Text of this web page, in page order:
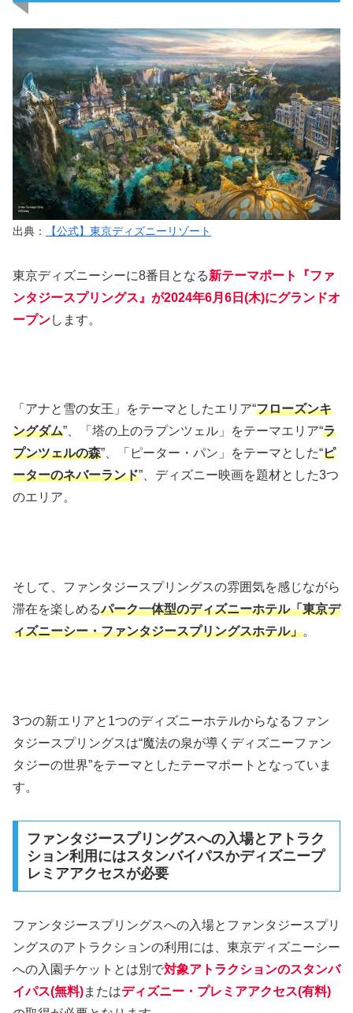
出典： 【公式】東京ディズニーリゾート
東京ディズニーシーに8番目となる新テーマポート『ファ
ンタジースプリングス』が2024年6月6日(木)にグランドオ
ープンします。
「アナと雪の女王」をテーマとしたエリア“フローズンキ
ングダム”、「塔の上のラプンツェル」をテーマエリア“ラ
プンツェルの森”、「ピーター・パン」をテーマとした“ピ
ーターのネバーランド”、ディズニー映画を題材とした3つ
のエリア。
そして、ファンタジースプリングスの雰囲気を感じながら
滞在を楽しめるパーク一体型のディズニーホテル「東京デ
ィズニーシー・ファンタジースプリングスホテル」。
3つの新エリアと1つのディズニーホテルからなるファン
タジースプリングスは“魔法の泉が導くディズニーファン
タジーの世界”をテーマとしたテーマポートとなっていま
す。
ファンタジースプリングスへの入場とアトラク
ション利用にはスタンバイパスかディズニープ
レミアアクセスが必要
ファンタジースプリングスへの入場とファンタジースプリ
ングスのアトラクションの利用には、東京ディズニーシー
への入園チケットとは別で対象アトラクションのスタンバ
イパス(無料)またはディズニー・プレミアアクセス(有料)